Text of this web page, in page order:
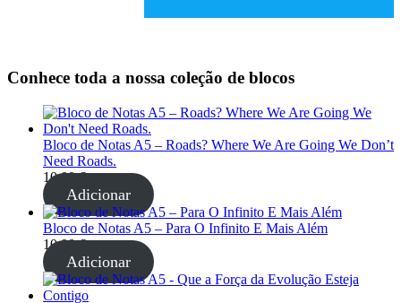
Conhece toda a nossa coleção de blocos
Bloco de Notas A5 – Roads? Where We Are Going We Don’t
Need Roads.
10,00€
Adicionar
Bloco de Notas A5 – Para O Infinito E Mais Além
10,00€
Adicionar